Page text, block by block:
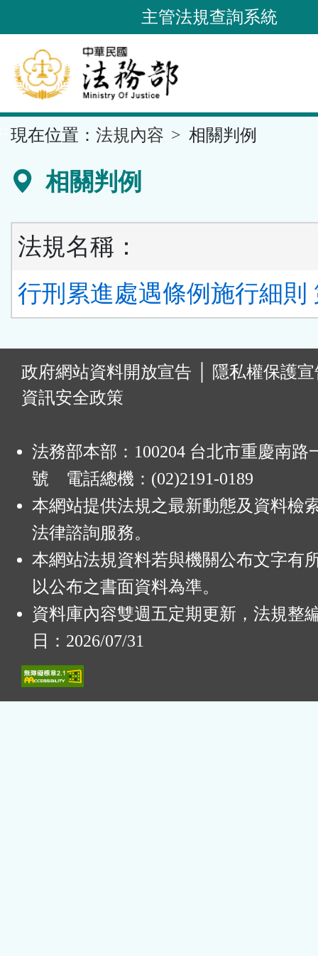
到
要
內
容
區
主管法規查詢系統
現在位置： 法規內容 相關判例
相關判例
法規名稱：
行刑累進處遇條例施行細則
政府網站資料開放宣告
隱私權保護
資訊安全政策
法務部本部：100204 台北市重慶南路
號 電話總機：(02)2191-0189
本網站提供法規之最新動態及資料檢
法律諮詢服務。
本網站法規資料若與機關公布文字有
以公布之書面資料為準。
資料庫內容雙週五定期更新，法規整
日：2026/07/31